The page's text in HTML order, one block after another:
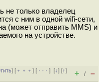
не только владелец
с ним в одной wifi-сети,
(может отправить MMS) и
на устройстве.
] [ ﹢﹢﹢] [ · · ·][↓] [↑]
+ / –